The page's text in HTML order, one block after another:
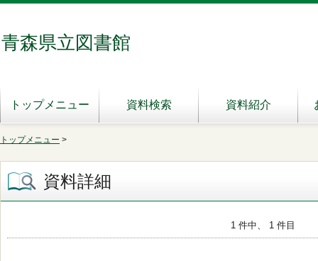
青森県立図書館
トップメニュー 資料検索 資料紹介
トップメニュー >
資料詳細
1 件中、 1 件目